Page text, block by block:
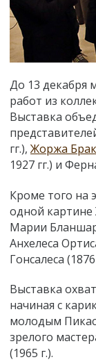
До 13 декабря
работ из
Выставка
гг.), Жоржа
1927 гг.) и
Кроме того на
одной картине
Марии Бланшар
Анхелеса
Гонсалеса
Выставка
начиная с
молодым
зрелого
(1965 г.).